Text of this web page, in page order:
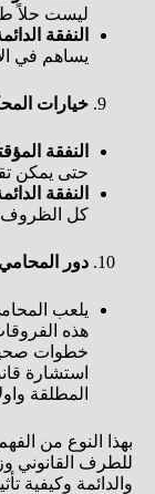
ليست حلاً
النفقة
يساهم في
خيارات
النفقة
حتى يمكن
النفقة
كل
دور
يلعب
هذه
خطوات
استشارة
المطلقة
بهذا النوع من
للطرف القانوني
والدائمة وكيفية